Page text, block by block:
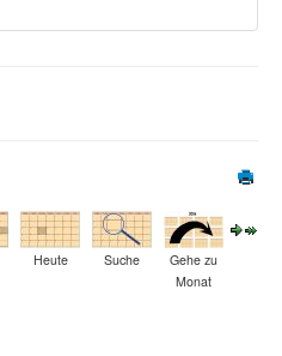
Heute Suche
Gehe zu
Monat